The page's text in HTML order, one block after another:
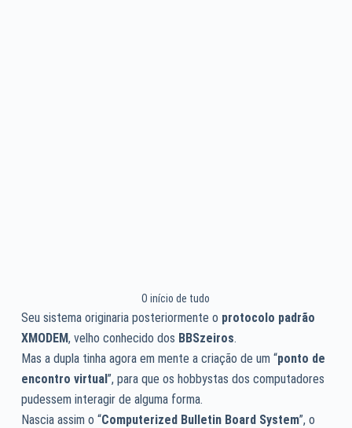
O início de tudo
Seu sistema originaria posteriormente o protocolo padrão
XMODEM, velho conhecido dos BBSzeiros.
Mas a dupla tinha agora em mente a criação de um “ponto de
encontro virtual”, para que os hobbystas dos computadores
pudessem interagir de alguma forma.
Nascia assim o “Computerized Bulletin Board System”, o